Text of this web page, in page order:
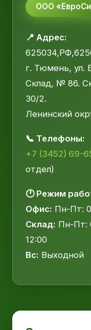
ООО
📍 Адрес:
г. Тюмень, ул.
Склад, № 86.
30/2.
Ленинский
📞 Телефоны:
+7 (3452) 69-
отдел)
🕐 Режим
Офис: Пн-Пт:
Склад: Пн-Пт:
12:00
Вс: Выходной